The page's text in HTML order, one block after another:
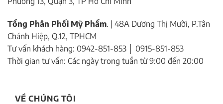
Tổng Phân Phối Mỹ Phẩm. | 48A Dương Thị Mười, P.Tân
Chánh Hiệp, Q.12, TPHCM
Tư vấn khách hàng: 0942-851-853 │ 0915-851-853
Thời gian tư vấn: Các ngày trong tuần từ 9:00 đến 20:00
VỀ CHÚNG TÔI